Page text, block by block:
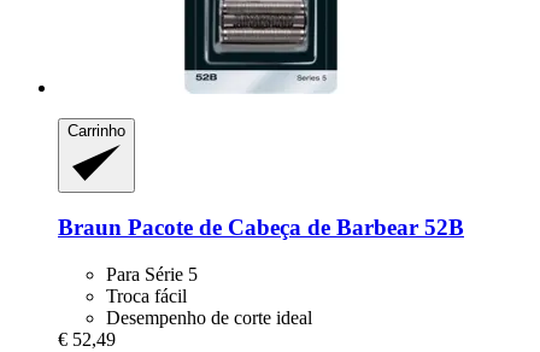
Carrinho
Braun Pacote de Cabeça de Barbear 52B
Para Série 5
Troca fácil
Desempenho de corte ideal
€ 52,49